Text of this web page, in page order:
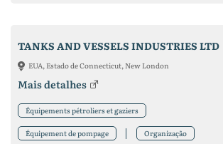
TANKS AND VESSELS INDUSTRIES LTD
EUA, Estado de Connecticut, New London
Mais detalhes
Équipements pétroliers et gaziers
Équipement de pompage Organização